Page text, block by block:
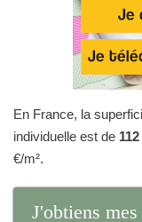
En France, la
individuelle est de 112
€/m².
J'obtiens